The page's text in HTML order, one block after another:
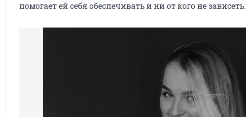
помогает ей себя обеспечивать и ни от кого не зависеть.